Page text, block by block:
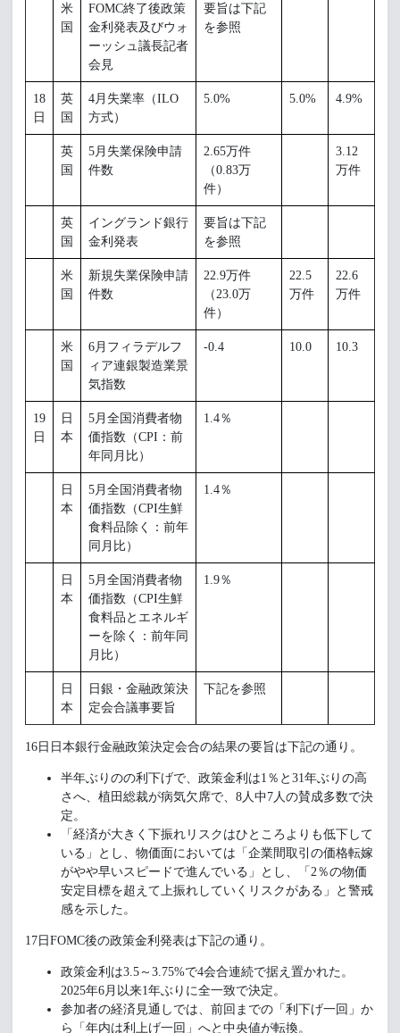
米
国
FOMC終了後政策
金利発表及びウォ
ーッシュ議長記者
会見
要旨は下記
を参照
18
日
英
国
4月失業率（ILO
方式）
5.0% 5.0% 4.9%
英
国
5月失業保険申請
件数
2.65万件
（0.83万
件）
3.12
万件
英
国
イングランド銀行
金利発表
要旨は下記
を参照
米
国
新規失業保険申請
件数
22.9万件
（23.0万
件）
22.5
万件
22.6
万件
米
国
6月フィラデルフ
ィア連銀製造業景
気指数
-0.4 10.0 10.3
19
日
日
本
5月全国消費者物
価指数（CPI：前
年同月比）
1.4％
日
本
5月全国消費者物
価指数（CPI生鮮
食料品除く：前年
同月比）
1.4％
日
本
5月全国消費者物
価指数（CPI生鮮
食料品とエネルギ
ーを除く：前年同
月比）
1.9％
日
本
日銀・金融政策決
定会合議事要旨
下記を参照
16日日本銀行金融政策決定会合の結果の要旨は下記の通り。
半年ぶりのの利下げで、政策金利は1％と31年ぶりの高
さへ、植田総裁が病気欠席で、8人中7人の賛成多数で決
定。
「経済が大きく下振れリスクはひところよりも低下して
いる」とし、物価面においては「企業間取引の価格転嫁
がやや早いスピードで進んでいる」とし、「2％の物価
安定目標を超えて上振れしていくリスクがある」と警戒
感を示した。
17日FOMC後の政策金利発表は下記の通り。
政策金利は3.5～3.75%で4会合連続で据え置かれた。
2025年6月以来1年ぶりに全一致で決定。
参加者の経済見通しでは、前回までの「利下げ一回」か
ら「年内は利上げ一回」へと中央値が転換。